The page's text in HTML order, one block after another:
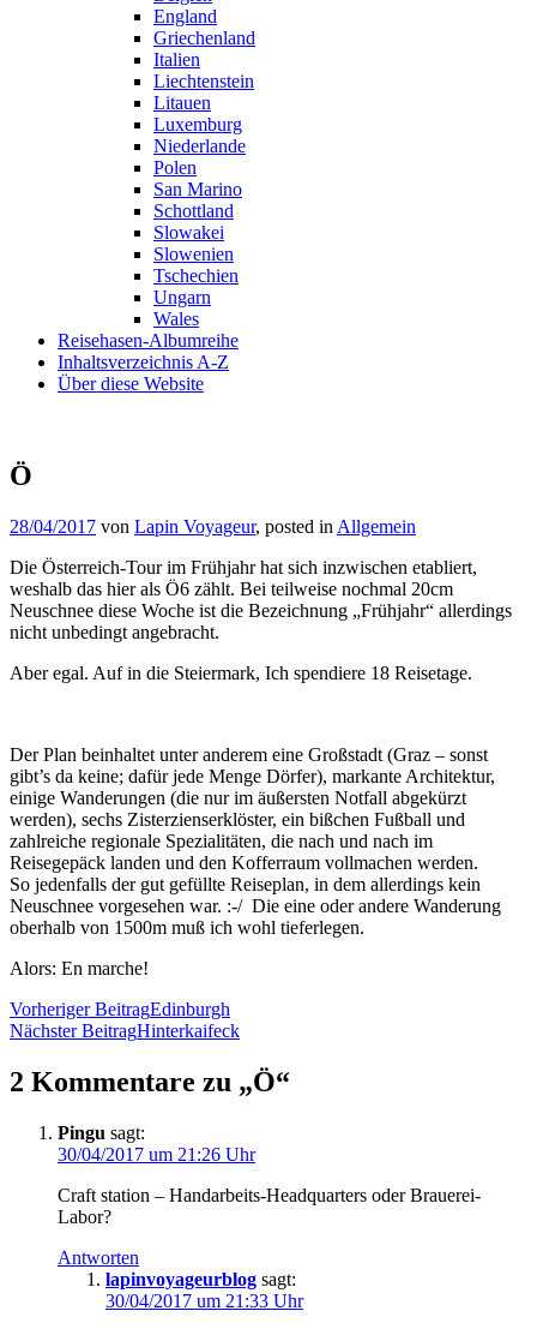
England
Griechenland
Italien
Liechtenstein
Litauen
Luxemburg
Niederlande
Polen
San Marino
Schottland
Slowakei
Slowenien
Tschechien
Ungarn
Wales
Reisehasen-Albumreihe
Inhaltsverzeichnis A-Z
Über diese Website
Ö
28/04/2017 von Lapin Voyageur, posted in Allgemein
Die Österreich-Tour im Frühjahr hat sich inzwischen etabliert,
weshalb das hier als Ö6 zählt. Bei teilweise nochmal 20cm
Neuschnee diese Woche ist die Bezeichnung „Frühjahr“ allerdings
nicht unbedingt angebracht.
Aber egal. Auf in die Steiermark, Ich spendiere 18 Reisetage.
Der Plan beinhaltet unter anderem eine Großstadt (Graz – sonst
gibt’s da keine; dafür jede Menge Dörfer), markante Architektur,
einige Wanderungen (die nur im äußersten Notfall abgekürzt
werden), sechs Zisterzienserklöster, ein bißchen Fußball und
zahlreiche regionale Spezialitäten, die nach und nach im
Reisegepäck landen und den Kofferraum vollmachen werden.
So jedenfalls der gut gefüllte Reiseplan, in dem allerdings kein
Neuschnee vorgesehen war. :-/ Die eine oder andere Wanderung
oberhalb von 1500m muß ich wohl tieferlegen.
Alors: En marche!
Beitragsnavigation
Vorheriger BeitragEdinburgh
Nächster BeitragHinterkaifeck
2 Kommentare zu „Ö“
Pingu sagt:
30/04/2017 um 21:26 Uhr
Craft station – Handarbeits-Headquarters oder Brauerei-
Labor?
Antworten
lapinvoyageurblog sagt:
30/04/2017 um 21:33 Uhr